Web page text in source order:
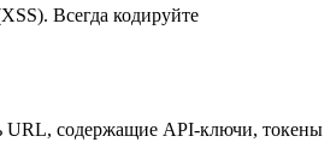
Всегда кодируйте
URL, содержащие API-ключи, токены